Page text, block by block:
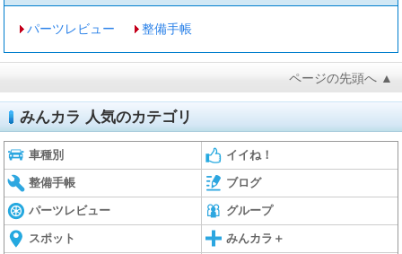
パーツレビュー 整備手帳
ページの先頭へ ▲
みんカラ 人気のカテゴリ
車種別 イイね！
整備手帳 ブログ
パーツレビュー グループ
スポット みんカラ＋